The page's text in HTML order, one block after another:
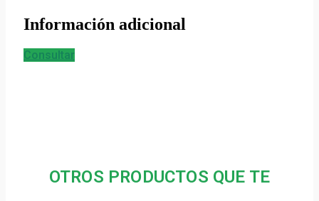
Información adicional
Consultar
OTROS PRODUCTOS QUE TE